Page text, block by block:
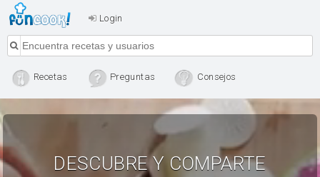
Login
Recetas Preguntas Consejos
DESCUBRE Y COMPARTE